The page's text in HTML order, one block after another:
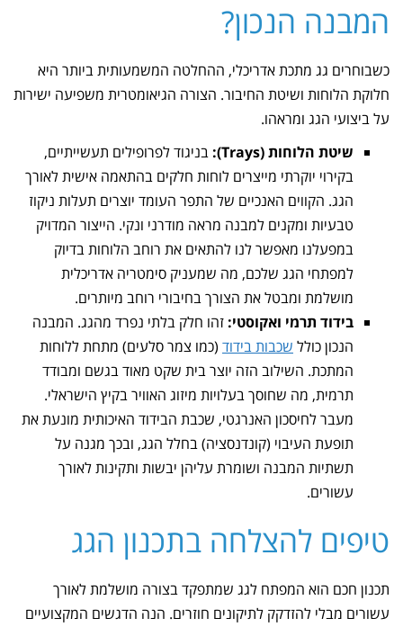
המבנה הנכון?
כשבוחרים גג מתכת אדריכלי, ההחלטה המשמעותית ביותר היא
חלוקת הלוחות ושיטת החיבור. הצורה הגיאומטרית משפיעה ישירות
על ביצועי הגג ומראהו.
שיטת הלוחות (Trays):
בניגוד לפרופילים תעשייתיים,
בקירוי יוקרתי מייצרים לוחות חלקים בהתאמה אישית לאורך
הגג. הקווים האנכיים של התפר העומד יוצרים תעלות ניקוז
טבעיות ומקנים למבנה מראה מודרני ונקי. הייצור המדויק
במפעלנו מאפשר לנו להתאים את רוחב הלוחות בדיוק
למפתחי הגג שלכם, מה שמעניק סימטריה אדריכלית
מושלמת ומבטל את הצורך בחיבורי רוחב מיותרים.
בידוד תרמי ואקוסטי: זהו חלק בלתי נפרד מהגג. המבנה
הנכון כולל שכבות בידוד (כמו צמר סלעים) מתחת ללוחות
המתכת. השילוב הזה יוצר בית שקט מאוד בגשם ומבודד
תרמית, מה שחוסך בעלויות מיזוג האוויר בקיץ הישראלי.
מעבר לחיסכון האנרגטי, שכבת הבידוד האיכותית מונעת את
תופעת העיבוי (קונדנסציה) בחלל הגג, ובכך מגנה על
תשתיות המבנה ושומרת עליהן יבשות ותקינות לאורך
עשורים.
טיפים להצלחה בתכנון הגג
תכנון חכם הוא המפתח לגג שמתפקד בצורה מושלמת לאורך
עשורים מבלי להזדקק לתיקונים חוזרים. הנה הדגשים המקצועיים